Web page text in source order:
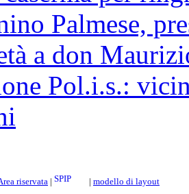
Palmese,
a don
Pol.i.s.:
riservata | | modello di layout